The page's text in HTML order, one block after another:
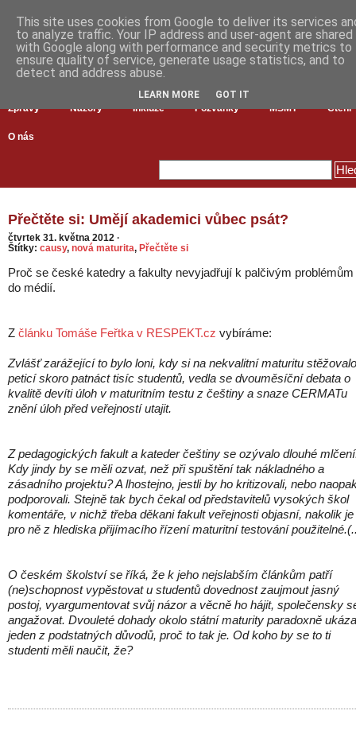
Zprávy Názory Inkluze Pozvánky MŠMT Čtení
O nás
Přečtěte si: Umějí akademici vůbec psát?
čtvrtek 31. května 2012 ·
Štítky: causy, nová maturita, Přečtěte si
Proč se české katedry a fakulty nevyjadřují k palčivým problémům
do médií.
Z článku Tomáše Feřtka v RESPEKT.cz vybíráme:
Zvlášť zarážející to bylo loni, kdy si na nekvalitní maturitu stěžovalo
peticí skoro patnáct tisíc studentů, vedla se dvouměsíční debata o
kvalitě devíti úloh v maturitním testu z češtiny a snaze CERMATu
znění úloh před veřejností utajit.
Z pedagogických fakult a kateder češtiny se ozývalo dlouhé
Kdy jindy by se měli ozvat, než při spuštění tak nákladného a
zásadního projektu? A lhostejno, jestli by ho kritizovali, nebo
podporovali. Stejně tak bych čekal od představitelů vysokých škol
komentáře, v nichž třeba děkani fakult veřejnosti objasní, nakolik je
pro ně z hlediska přijímacího řízení maturitní testování
O českém školství se říká, že k jeho nejslabším článkům patří
(ne)schopnost vypěstovat u studentů dovednost zaujmout jasný
postoj, vyargumentovat svůj názor a věcně ho hájit, společensky
angažovat. Dvouleté dohady okolo státní maturity paradoxně
jeden z podstatných důvodů, proč to tak je. Od koho by se to ti
studenti měli naučit, že?
This site uses cookies from Google to deliver its services
to analyze traffic. Your IP address and user-agent are shared
with Google along with performance and security metrics to
ensure quality of service, generate usage statistics, and to
detect and address abuse.
LEARN MORE GOT IT